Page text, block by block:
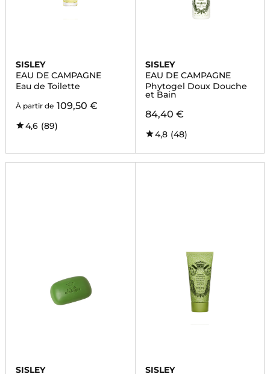
SISLEY
EAU DE CAMPAGNE
Eau de Toilette
À partir de 109,50 €
4,6 (89)
SISLEY
EAU DE CAMPAGNE
Phytogel Doux Douche
et Bain
84,40 €
4,8 (48)
SISLEY SISLEY